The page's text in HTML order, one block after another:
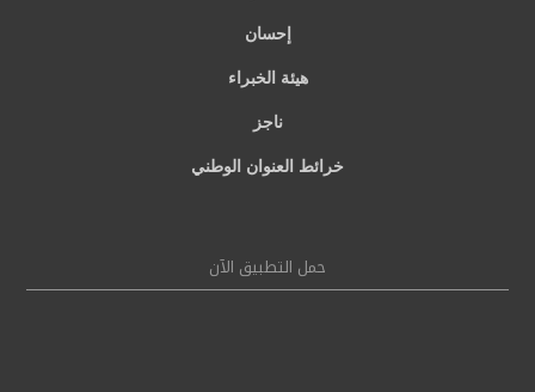
إحسان
هيئة الخبراء
ناجز
خرائط العنوان الوطني
حمل التطبيق الآن